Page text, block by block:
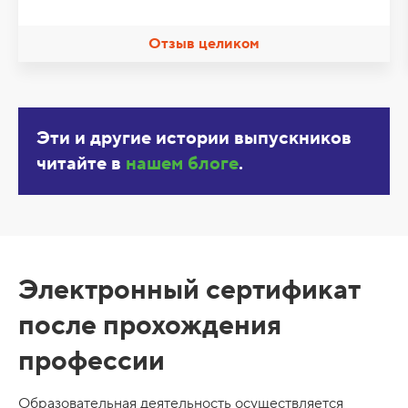
Отзыв целиком
Эти и другие истории выпускников
читайте в нашем блоге.
С
р
т
Электронный сертификат
после прохождения
профессии
Образовательная деятельность осуществляется